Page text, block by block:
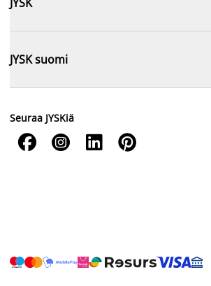
JYSK suomi
Seuraa JYSKiä
   